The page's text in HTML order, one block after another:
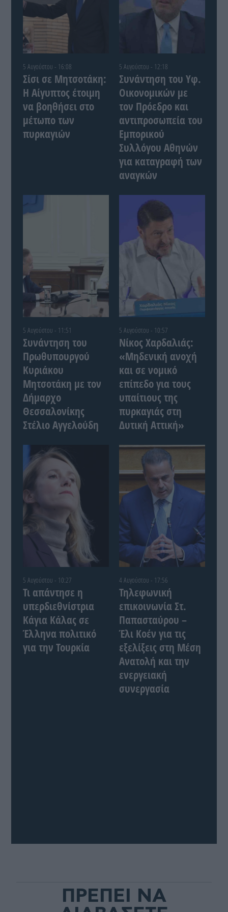
5 Αυγούστου - 16:08
Σίσι σε Μητσοτάκη:
Η Αίγυπτος έτοιμη
να βοηθήσει στο
μέτωπο των
πυρκαγιών
5 Αυγούστου - 12:18
Συνάντηση του Yφ.
Οικονομικών με
τον Πρόεδρο και
αντιπροσωπεία του
Εμπορικού
Συλλόγου Αθηνών
για καταγραφή των
αναγκών
5 Αυγούστου - 11:51
Συνάντηση του
Πρωθυπουργού
Κυριάκου
Μητσοτάκη με τον
Δήμαρχο
Θεσσαλονίκης
Στέλιο Αγγελούδη
5 Αυγούστου - 10:57
Νίκος Χαρδαλιάς:
«Μηδενική ανοχή
και σε νομικό
επίπεδο για τους
υπαίτιους της
πυρκαγιάς στη
Δυτική Αττική»
5 Αυγούστου - 10:27
Τι απάντησε η
υπερδιεθνίστρια
Κάγια Κάλας σε
Έλληνα πολιτικό
για την Τουρκία
4 Αυγούστου - 17:56
Τηλεφωνική
επικοινωνία Στ.
Παπασταύρου –
Έλι Κοέν για τις
εξελίξεις στη Μέση
Ανατολή και την
ενεργειακή
συνεργασία
ΠΡΕΠΕΙ ΝΑ